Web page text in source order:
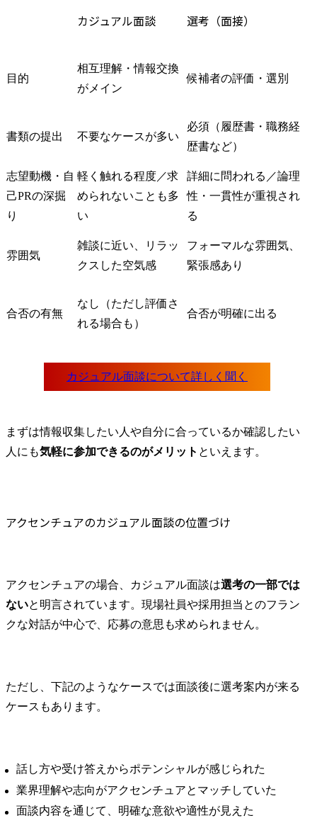
カジュアル面談 選考（面接）
目的
相互理解・情報交換
がメイン
候補者の評価・選別
書類の提出 不要なケースが多い
必須（履歴書・職務経
歴書など）
志望動機・自
己PRの深掘
り
軽く触れる程度／求
められないことも多
い
詳細に問われる／論理
性・一貫性が重視され
る
雰囲気
雑談に近い、リラッ
クスした空気感
フォーマルな雰囲気、
緊張感あり
合否の有無
なし（ただし評価さ
れる場合も）
合否が明確に出る
まずは情報収集したい人や自分に合っているか確認したい
人にも気軽に参加できるのがメリット といえます。
アクセンチュアのカジュアル面談の位置づけ
アクセンチュアの場合、カジュアル面談は選考の一部では
ないと明言されています。現場社員や採用担当とのフラン
クな対話が中心で、応募の意思も求められません。
ただし、下記のようなケースでは面談後に選考案内が来る
ケースもあります。
話し方や受け答えからポテンシャルが感じられた
業界理解や志向がアクセンチュアとマッチしていた
面談内容を通じて、明確な意欲や適性が見えた